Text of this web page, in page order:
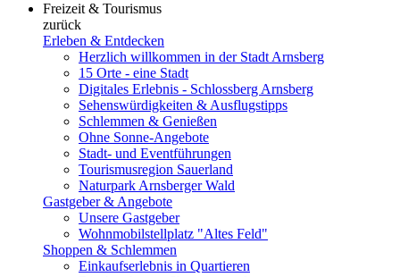
Freizeit & Tourismus
zurück
Erleben & Entdecken
Herzlich willkommen in der Stadt Arnsberg
15 Orte - eine Stadt
Digitales Erlebnis - Schlossberg Arnsberg
Sehenswürdigkeiten & Ausflugstipps
Schlemmen & Genießen
Ohne Sonne-Angebote
Stadt- und Eventführungen
Tourismusregion Sauerland
Naturpark Arnsberger Wald
Gastgeber & Angebote
Unsere Gastgeber
Wohnmobilstellplatz "Altes Feld"
Shoppen & Schlemmen
Einkaufserlebnis in Quartieren